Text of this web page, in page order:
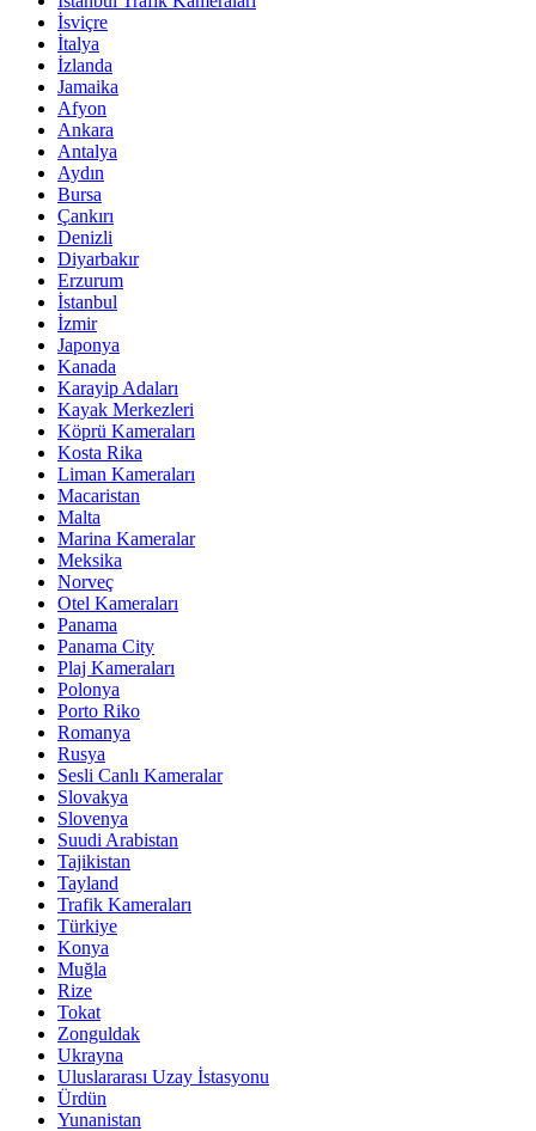
İsviçre
İtalya
İzlanda
Jamaika
Afyon
Ankara
Antalya
Aydın
Bursa
Çankırı
Denizli
Diyarbakır
Erzurum
İstanbul
İzmir
Japonya
Kanada
Karayip Adaları
Kayak Merkezleri
Köprü Kameraları
Kosta Rika
Liman Kameraları
Macaristan
Malta
Marina Kameralar
Meksika
Norveç
Otel Kameraları
Panama
Panama City
Plaj Kameraları
Polonya
Porto Riko
Romanya
Rusya
Sesli Canlı Kameralar
Slovakya
Slovenya
Suudi Arabistan
Tajikistan
Tayland
Trafik Kameraları
Türkiye
Konya
Muğla
Rize
Tokat
Zonguldak
Ukrayna
Uluslararası Uzay İstasyonu
Ürdün
Yunanistan